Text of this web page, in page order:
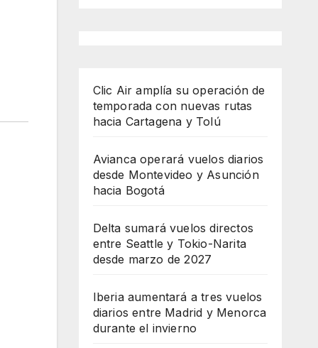
Clic Air amplía su operación de
temporada con nuevas rutas
hacia Cartagena y Tolú
Avianca operará vuelos diarios
desde Montevideo y Asunción
hacia Bogotá
Delta sumará vuelos directos
entre Seattle y Tokio-Narita
desde marzo de 2027
Iberia aumentará a tres vuelos
diarios entre Madrid y Menorca
durante el invierno